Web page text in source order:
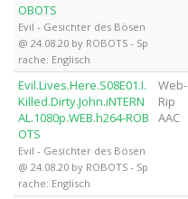
OBOTS
Evil - Gesichter des Bösen
@ 24.08.20 by ROBOTS - Sp
rache: Englisch
Evil.Lives.Here.S08E01.I.
Killed.Dirty.John.iNTERN
AL.1080p.WEB.h264-ROB
OTS
Evil - Gesichter des Bösen
@ 24.08.20 by ROBOTS - Sp
rache: Englisch
Web-
Rip
AAC